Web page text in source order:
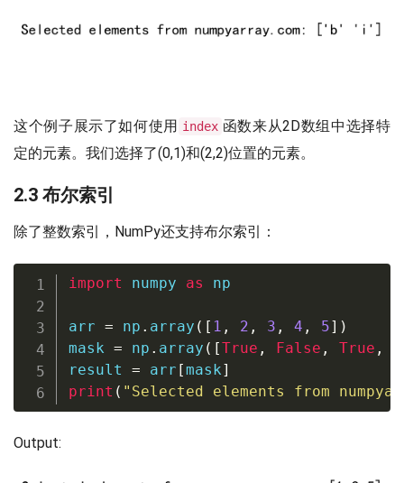
这个例子展示了如何使用 index 函数来从2D数组中选择特
定的元素。我们选择了(0,1)和(2,2)位置的元素。
2.3 布尔索引
除了整数索引，NumPy还支持布尔索引：
import numpy as np
arr = np . array ( [ 1 , 2 , 3 , 4 , 5] )
mask = np . array ( [True , False , True ,
result = arr [mask]
print ( "Selected elements from
Output: